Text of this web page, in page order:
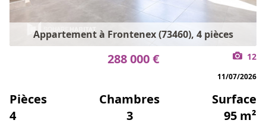
Appartement à Frontenex (73460), 4 pièces
288 000 € 12
11/07/2026
Pièces
4
Chambres
3
Surface
95 m²